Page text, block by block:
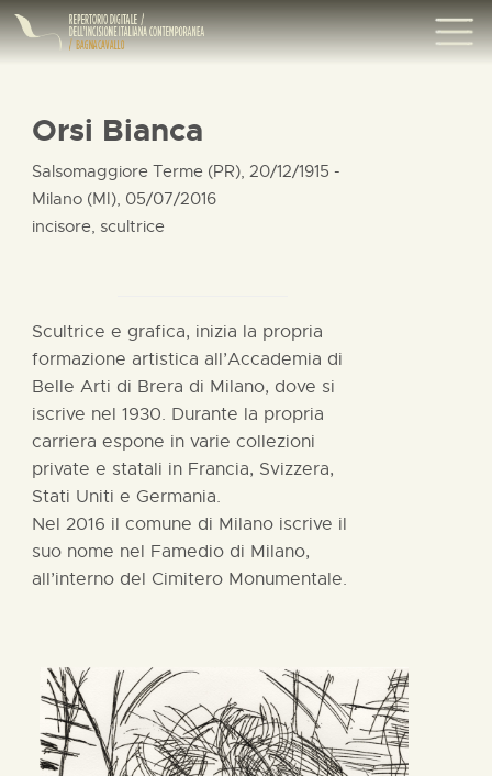
Orsi Bianca
Salsomaggiore Terme (PR), 20/12/1915 -
Milano (MI), 05/07/2016
incisore, scultrice
Scultrice e grafica, inizia la propria
formazione artistica all’Accademia di
Belle Arti di Brera di Milano, dove si
iscrive nel 1930. Durante la propria
carriera espone in varie collezioni
private e statali in Francia, Svizzera,
Stati Uniti e Germania.
Nel 2016 il comune di Milano iscrive il
suo nome nel Famedio di Milano,
all’interno del Cimitero Monumentale.